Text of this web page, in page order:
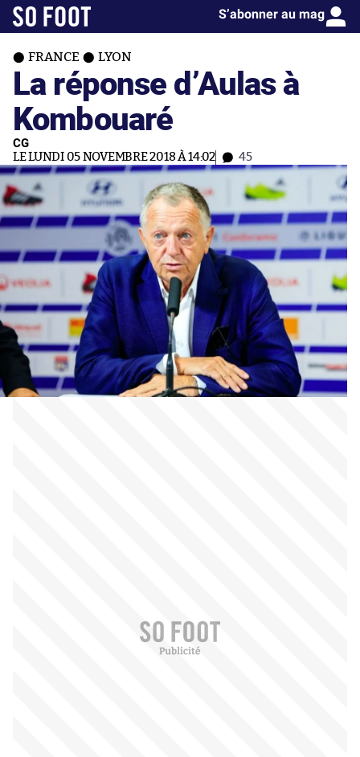
S’abonner au mag
FRANCE LYON
La réponse d’Aulas à
Kombouaré
CG
LE LUNDI 05 NOVEMBRE 2018 À 14:02 45